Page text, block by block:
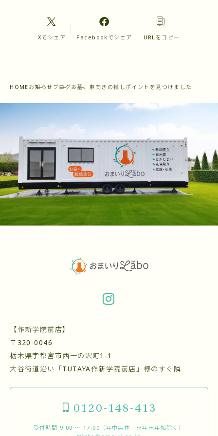
Xでシェア Facebookでシェア URLをコピー
HOME お知らせ ブログお墓、東向きの推しポイントを見つけました
【作新学院前店】
〒320-0046
栃木県宇都宮市西一の沢町1-1
大谷街道沿い「TUTAYA作新学院前店」様のすぐ隣
0120-148-413
受付時間 9:00 〜 17:00（年中無休 ※年末年始除く）